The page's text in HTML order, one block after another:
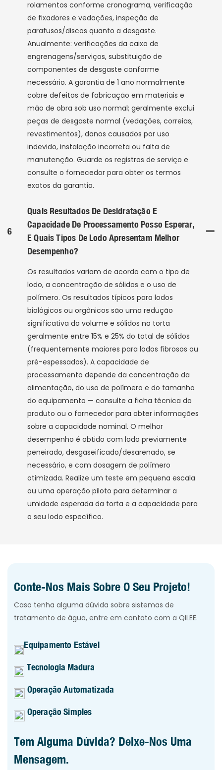
rolamentos conforme cronograma, verificação
de fixadores e vedações, inspeção de
parafusos/discos quanto a desgaste.
Anualmente: verificações da caixa de
engrenagens/serviços, substituição de
componentes de desgaste conforme
necessário. A garantia de 1 ano normalmente
cobre defeitos de fabricação em materiais e
mão de obra sob uso normal; geralmente exclui
peças de desgaste normal (vedações, correias,
revestimentos), danos causados ​​por uso
indevido, instalação incorreta ou falta de
manutenção. Guarde os registros de serviço e
consulte o fornecedor para obter os termos
exatos da garantia.
6
Quais Resultados De Desidratação E
Capacidade De Processamento Posso Esperar,
E Quais Tipos De Lodo Apresentam Melhor
Desempenho?
Os resultados variam de acordo com o tipo de
lodo, a concentração de sólidos e o uso de
polímero. Os resultados típicos para lodos
biológicos ou orgânicos são uma redução
significativa do volume e sólidos na torta
geralmente entre 15% e 25% do total de sólidos
(frequentemente maiores para lodos fibrosos ou
pré-espessados). A capacidade de
processamento depende da concentração da
alimentação, do uso de polímero e do tamanho
do equipamento — consulte a ficha técnica do
produto ou o fornecedor para obter informações
sobre a capacidade nominal. O melhor
desempenho é obtido com lodo previamente
peneirado, desgaseificado/desarenado, se
necessário, e com dosagem de polímero
otimizada. Realize um teste em pequena escala
ou uma operação piloto para determinar a
umidade esperada da torta e a capacidade para
o seu lodo específico.
Conte-Nos Mais Sobre O Seu Projeto!
Caso tenha alguma dúvida sobre sistemas de
tratamento de água, entre em contato com a QILEE.
Equipamento Estável
Tecnologia Madura
Operação Automatizada
Operação Simples
Tem Alguma Dúvida? Deixe-Nos Uma
Mensagem.